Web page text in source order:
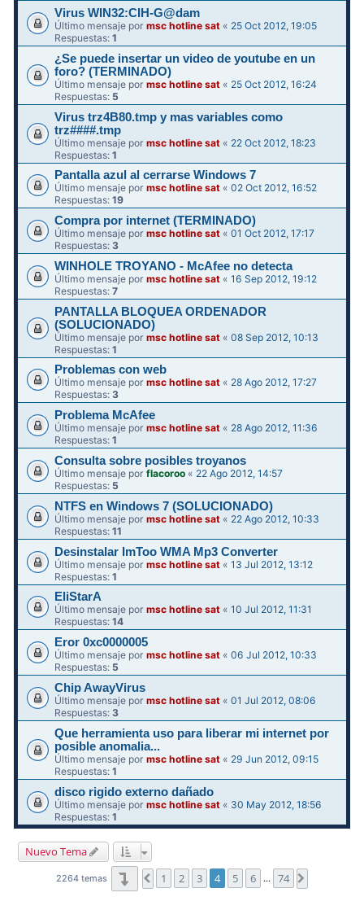
Virus WIN32:CIH-G@dam
Último mensaje pormsc hotline sat « 25 Oct 2012, 19:05
Respuestas:1
¿Se puede insertar un video de youtube en un
foro? (TERMINADO)
Último mensaje pormsc hotline sat « 25 Oct 2012, 16:24
Respuestas: 5
Virus trz4B80.tmp y mas variables como
trz####.tmp
Último mensaje pormsc hotline sat « 22 Oct 2012, 18:23
Respuestas:1
Pantalla azul al cerrarse Windows 7
Último mensaje pormsc hotline sat «02 Oct 2012, 16:52
Respuestas:19
Compra por internet (TERMINADO)
Último mensaje pormsc hotline sat «01 Oct 2012, 17:17
Respuestas: 3
WINHOLE TROYANO - McAfee no detecta
Último mensaje pormsc hotline sat «16 Sep 2012, 19:12
Respuestas:7
PANTALLA BLOQUEA ORDENADOR
(SOLUCIONADO)
Último mensaje pormsc hotline sat «08 Sep 2012, 10:13
Respuestas:1
Problemas con web
Último mensaje pormsc hotline sat « 28 Ago 2012, 17:27
Respuestas:3
Problema McAfee
Último mensaje pormsc hotline sat « 28 Ago 2012, 11:36
Respuestas:1
Consulta sobre posibles troyanos
Último mensaje porflacoroo « 22 Ago 2012, 14:57
Respuestas: 5
NTFS en Windows 7 (SOLUCIONADO)
Último mensaje pormsc hotline sat « 22 Ago 2012, 10:33
Respuestas:11
Desinstalar ImToo WMA Mp3 Converter
Último mensaje pormsc hotline sat «13 Jul 2012, 13:12
Respuestas:1
EliStarA
Último mensaje pormsc hotline sat «10 Jul 2012, 11:31
Respuestas:14
Eror 0xc0000005
Último mensaje pormsc hotline sat «06 Jul 2012, 10:33
Respuestas: 5
Chip AwayVirus
Último mensaje pormsc hotline sat «01 Jul 2012, 08:06
Respuestas: 3
Que herramienta uso para liberar mi internet por
posible anomalia...
Último mensaje pormsc hotline sat « 29 Jun 2012, 09:15
Respuestas:1
disco rigido externo dañado
Último mensaje pormsc hotline sat « 30 May 2012, 18:56
Respuestas:1
Nuevo Tema
2264 temas Página de 74
Anterior
1 2 3 4 5 6 … 74